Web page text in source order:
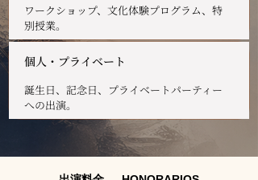
ワークショップ、文化体験プログラム、特
別授業。
個人・プライベート
誕生日、記念日、プライベートパーティー
への出演。